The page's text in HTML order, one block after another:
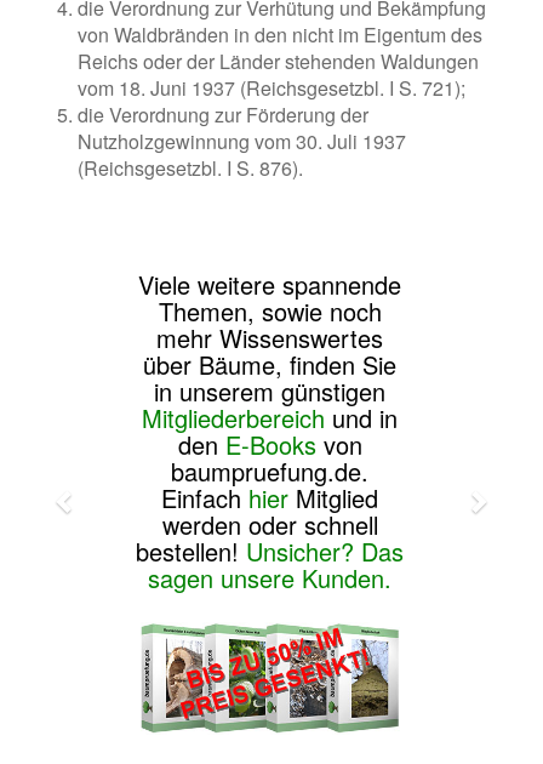
die Verordnung zur Verhütung und Bekämpfung
von Waldbränden in den nicht im Eigentum des
Reichs oder der Länder stehenden Waldungen
vom 18. Juni 1937 (Reichsgesetzbl. I S. 721);
die Verordnung zur Förderung der
Nutzholzgewinnung vom 30. Juli 1937
(Reichsgesetzbl. I S. 876).
Viele weitere spannende
Themen, sowie noch
mehr Wissenswertes
über Bäume, finden Sie
in unserem günstigen
Mitgliederbereich und in
den E-Booksvon
baumpruefung.de.
Einfach hier Mitglied
werden oder schnell
bestellen! Unsicher? Das
sagen unsere Kunden.